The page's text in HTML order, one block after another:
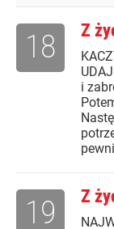
Z
i
18
Z
19